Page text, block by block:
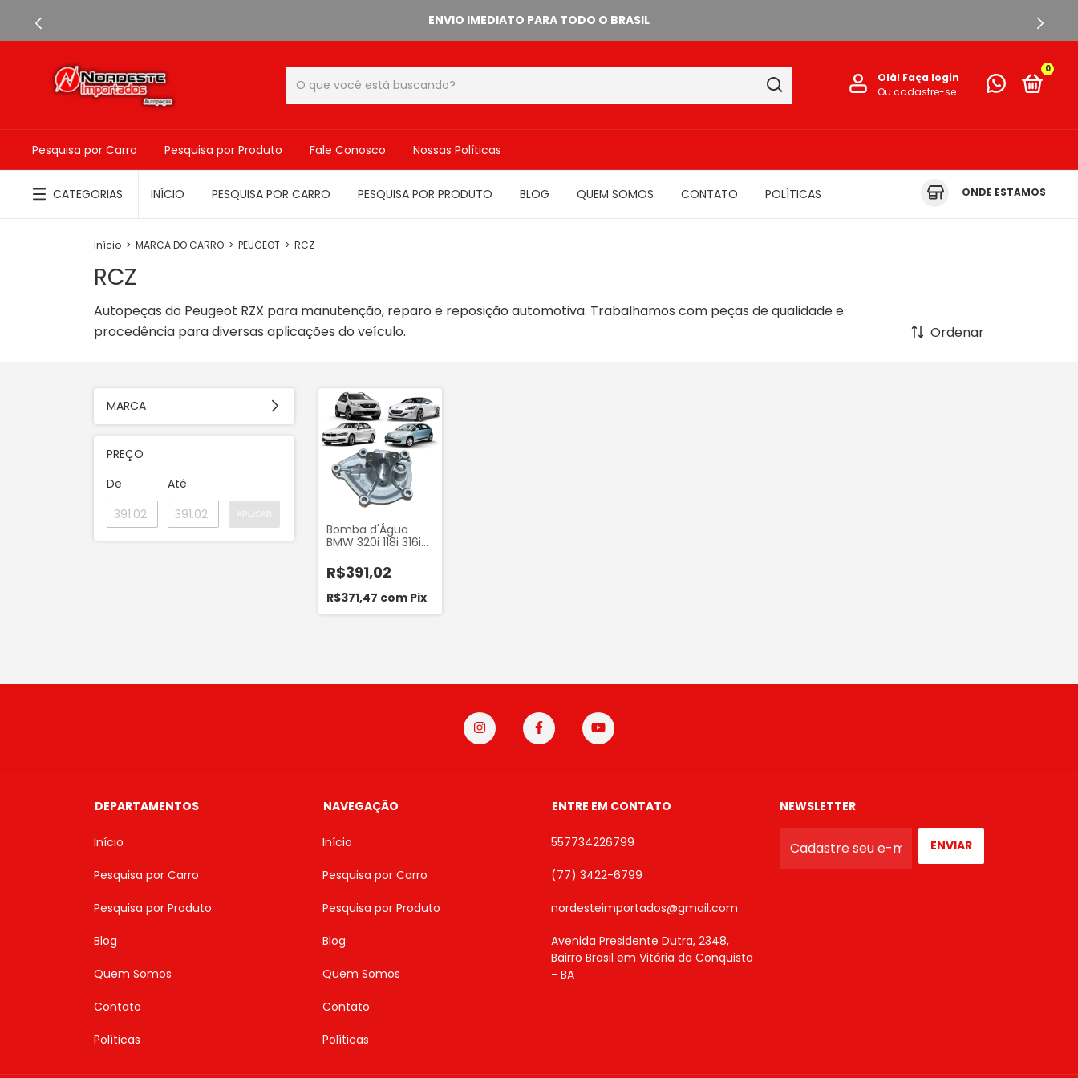
ENVIO IMEDIATO PARA TODO O BRASIL
Olá! Faça login
Ou cadastre-se
0
Pesquisa por Carro Pesquisa por Produto Fale Conosco Nossas Políticas
CATEGORIAS INÍCIO PESQUISA POR CARRO PESQUISA POR PRODUTO BLOG QUEM SOMOS CONTATO POLÍTICAS ONDE ESTAMOS
Início > MARCA DO CARRO > PEUGEOT > RCZ
RCZ
Autopeças do Peugeot RZX para manutenção, reparo e reposição automotiva. Trabalhamos com peças de qualidade e
procedência para diversas aplicações do veículo.
Ordenar
MARCA
PREÇO
De
Até
Bomba d'Água
BMW 320i 118i 316i
Peugeot THP
Citroën C3 DS4 C4
Lounge - Indisa
952506
R$391,02
R$371,47 com Pix
DEPARTAMENTOS
Início
Pesquisa por Carro
Pesquisa por Produto
Blog
Quem Somos
Contato
Políticas
NAVEGAÇÃO
Início
Pesquisa por Carro
Pesquisa por Produto
Blog
Quem Somos
Contato
Políticas
ENTRE EM CONTATO
557734226799
(77) 3422-6799
nordesteimportados@gmail.com
Avenida Presidente Dutra, 2348,
Bairro Brasil em Vitória da Conquista
- BA
NEWSLETTER